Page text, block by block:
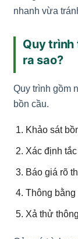
nhanh vừa
Quy trình
ra sao?
Quy trình gồm
bồn cầu.
Khảo sát
Xác định
Báo giá rõ
Thông bằng
Xả thử